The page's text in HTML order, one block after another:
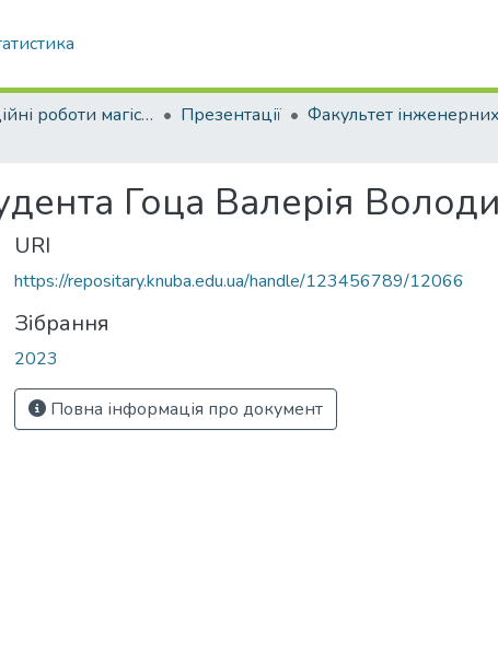
Атестаційні роботи магістрів Презентації
Гоца Валерія
URI
https://repositary.knuba.edu.ua/handle/123456789/12066
Зібрання
2023
Повна інформація про документ